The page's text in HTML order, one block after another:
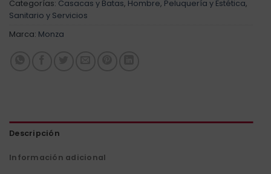
Categorías: Casacas y Batas, Hombre, Peluquería y Estética,
Sanitario y Servicios
Marca: Monza
Descripción
Información adicional